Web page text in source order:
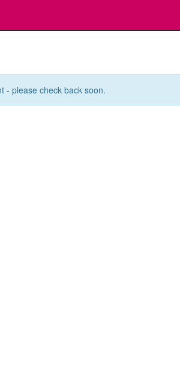
- please check back soon.